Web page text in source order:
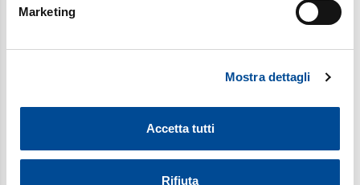
Identificare il tuo dispositivo, scansionandolo
Approfondisci come vengono elaborati i tuoi dati personali
dalla Dichiarazione sui cookie.
Utilizziamo i cookie per personalizzare contenuti ed
Marketing
Mostra dettagli
Accetta tutti
Rifiuta